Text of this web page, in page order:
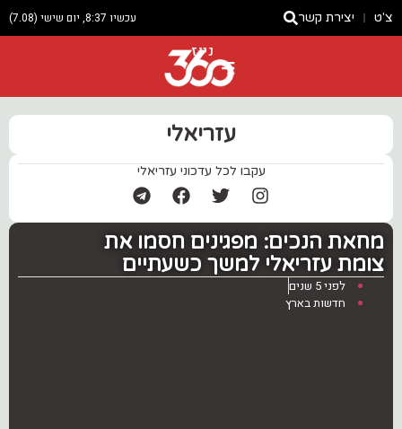
צ'ט יצירת קשר עכשיו 8:37, יום שישי (7.08)
ניוז
עזריאלי
עקבו לכל עדכוני עזריאלי
‏מחאת הנכים: מפגינים חסמו את
צומת עזריאלי למשך כשעתיים
לפני 5 שנים
חדשות בארץ